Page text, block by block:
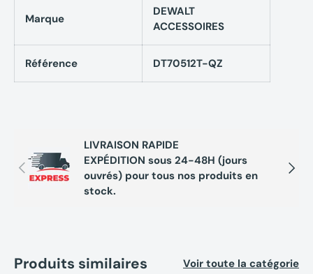
embouts magnétiques DEWALT DT70512T-QZ
Taille PH2, PH3, PZ1, PZ2, PZ3, SL6, T20, T25, T30
Marque
DEWALT
ACCESSOIRES
Référence DT70512T-QZ
Précédent
LIVRAISON RAPIDE
EXPÉDITION sous 24-48H (jours
ouvrés) pour tous nos produits en
stock.
Produits similaires Voir toute la catégorie